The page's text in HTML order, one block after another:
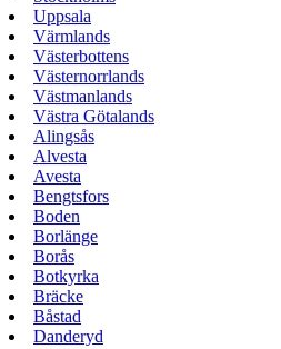
Uppsala
Värmlands
Västerbottens
Västernorrlands
Västmanlands
Västra Götalands
Alingsås
Alvesta
Avesta
Bengtsfors
Boden
Borlänge
Borås
Botkyrka
Bräcke
Båstad
Danderyd